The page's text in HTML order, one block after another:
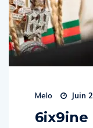
Melo Juin
6ix9ine